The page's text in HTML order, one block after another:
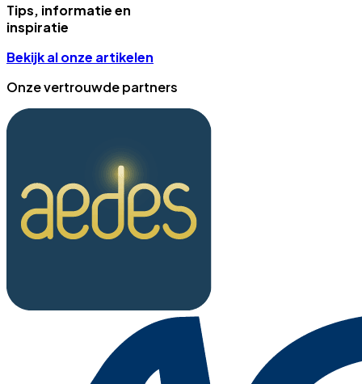
Tips, informatie en
inspiratie
Bekijk al onze artikelen
Onze vertrouwde partners